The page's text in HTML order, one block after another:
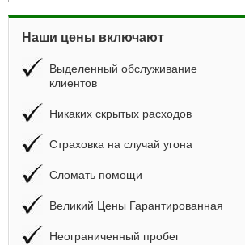
Наши цены включают
Выделенный обслуживание
клиентов
Никаких скрытых расходов
Страховка на случай угона
Сломать помощи
Великий Цены Гарантированная
Неограниченный пробег